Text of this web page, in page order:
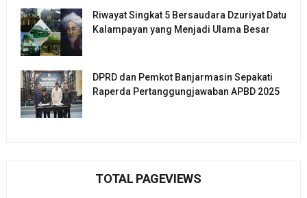
Riwayat Singkat 5 Bersaudara Dzuriyat Datu
Kalampayan yang Menjadi Ulama Besar
DPRD dan Pemkot Banjarmasin Sepakati
Raperda Pertanggungjawaban APBD 2025
TOTAL PAGEVIEWS